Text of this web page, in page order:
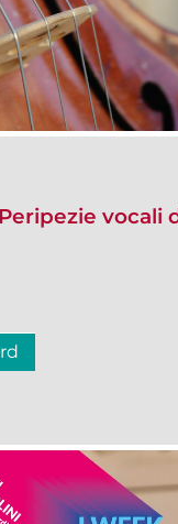
vocali